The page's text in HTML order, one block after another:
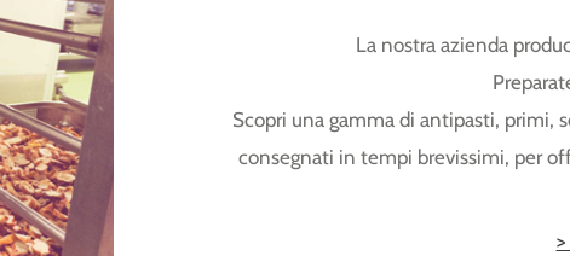
La nostra azienda
Scopri una gamma di antipasti,
consegnati in tempi brevissimi, per